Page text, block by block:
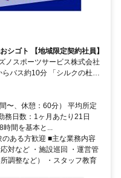
シゴト 【地域限定契約社員】
スポーツサービス株式会社
バス約10分 「シルクの杜」
〜、休憩：60分） 平均所定
務日数：1ヶ月あたり21日
時間を基本と...
ある方歓迎 ■主な業務内容
対など ・施設巡回 ・運営管
調整など） ・スタッフ教育